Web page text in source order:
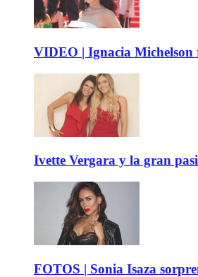
VIDEO | Ignacia Michelson
Ivette Vergara y la gran
FOTOS | Sonia Isaza